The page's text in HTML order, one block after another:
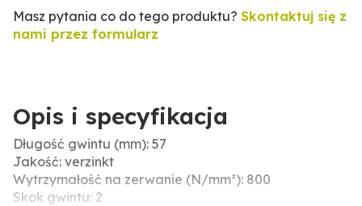
Masz pytania co do tego produktu? Skontaktuj się z
nami przez formularz
Opis i specyfikacja
Długość gwintu (mm): 57
Jakość: verzinkt
Wytrzymałość na zerwanie (N/mm²): 800
Skok gwintu: 2